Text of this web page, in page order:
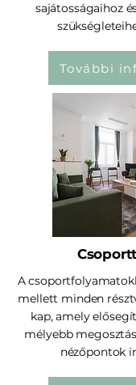
sajátosságaihoz
További
A
mellett minden
kap, amely
mélyebb
nézőpontok